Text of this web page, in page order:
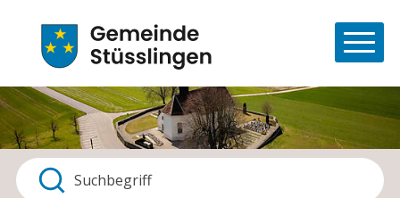
Suchbegriff
Suche starten